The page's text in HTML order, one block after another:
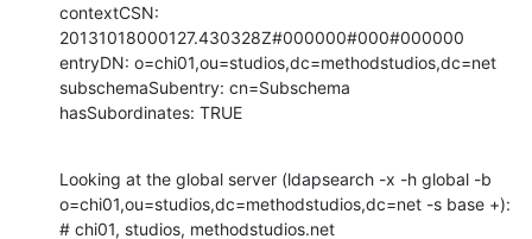
contextCSN:
20131018000127.430328Z#000000#000#000000
entryDN: o=chi01,ou=studios,dc=methodstudios,dc=net
subschemaSubentry: cn=Subschema
hasSubordinates: TRUE
Looking at the global server (ldapsearch -x -h global -b
o=chi01,ou=studios,dc=methodstudios,dc=net -s base +):
# chi01, studios, methodstudios.net